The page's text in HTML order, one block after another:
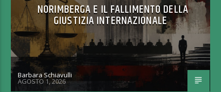
NORIMBERGA E IL FALLIMENTO DELLA
GIUSTIZIA INTERNAZIONALE
Barbara Schiavulli
AGOSTO 1, 2026